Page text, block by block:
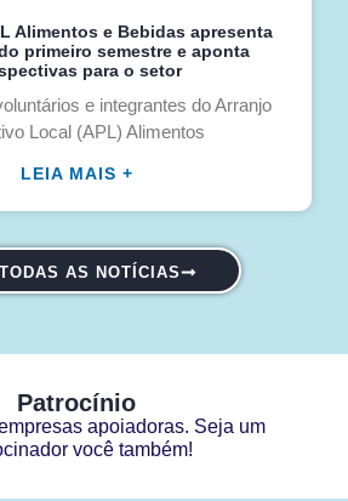
Alimentos e Bebidas apresenta
primeiro semestre e aponta
para o setor
e integrantes do Arranjo
Local (APL) Alimentos
LEIA MAIS +
AS NOTÍCIAS
Patrocínio
apoiadoras. Seja um
você também!